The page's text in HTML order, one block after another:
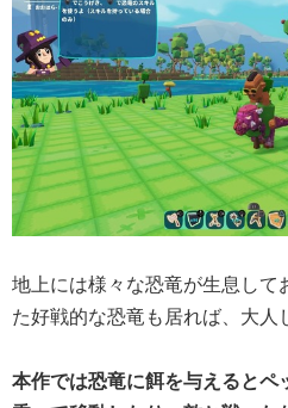
地上には様々な恐竜が生息して
た好戦的な恐竜も居れば、大人
本作では恐竜に餌を与えるとペ